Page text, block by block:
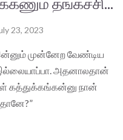
23, 2023
முன்னேற வேண்டிய
அதனாலதான்
கத்துக்கங்கன்னு நான்